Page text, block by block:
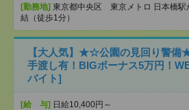
[勤務地] 東京都中央区 東京メトロ 日本橋駅
結（徒歩1分）
【大人気】★☆公園の見回り警
手渡し有！BIGボーナス5万円！
バイト]
[給 与] 日給10,400円～